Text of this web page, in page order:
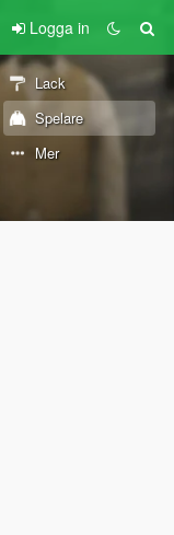
Logga in
Lack
Spelare
Mer